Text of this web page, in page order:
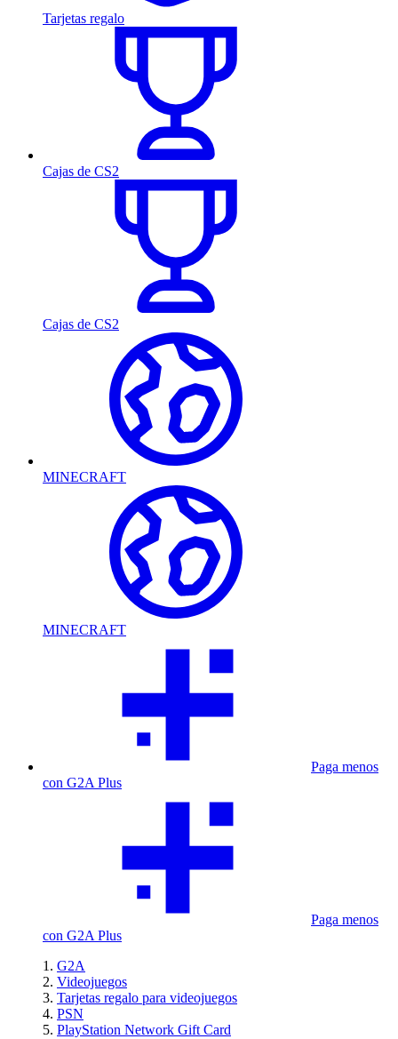
Tarjetas regalo
Cajas de CS2
Cajas de CS2
MINECRAFT
MINECRAFT
Paga menos
con G2A Plus
Paga menos
con G2A Plus
G2A
Videojuegos
Tarjetas regalo para videojuegos
PSN
PlayStation Network Gift Card